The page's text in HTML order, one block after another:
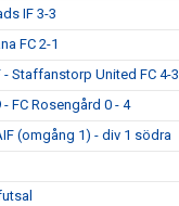
IF 3-3
FC 2-1
Staffanstorp United FC 4-3
FC Rosengård 0 - 4
(omgång 1) - div 1 södra